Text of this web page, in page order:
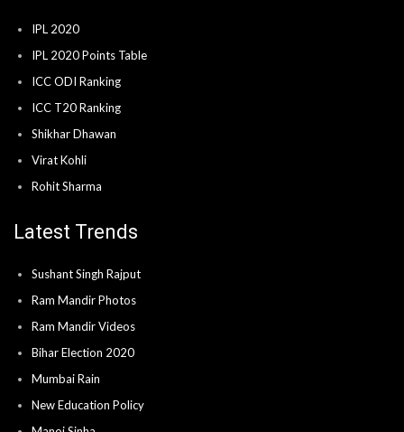
IPL 2020
IPL 2020 Points Table
ICC ODI Ranking
ICC T20 Ranking
Shikhar Dhawan
Virat Kohli
Rohit Sharma
Latest Trends
Sushant Singh Rajput
Ram Mandir Photos
Ram Mandir Videos
Bihar Election 2020
Mumbai Rain
New Education Policy